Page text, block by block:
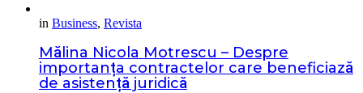
in Business, Revista
Mălina Nicola Motrescu – Despre
importanța contractelor care beneficiază
de asistență juridică